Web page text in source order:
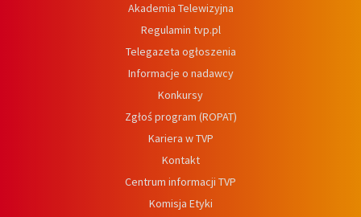
Akademia Telewizyjna
Regulamin tvp.pl
Telegazeta ogłoszenia
Informacje o nadawcy
Konkursy
Zgłoś program (ROPAT)
Kariera w TVP
Kontakt
Centrum informacji TVP
Komisja Etyki